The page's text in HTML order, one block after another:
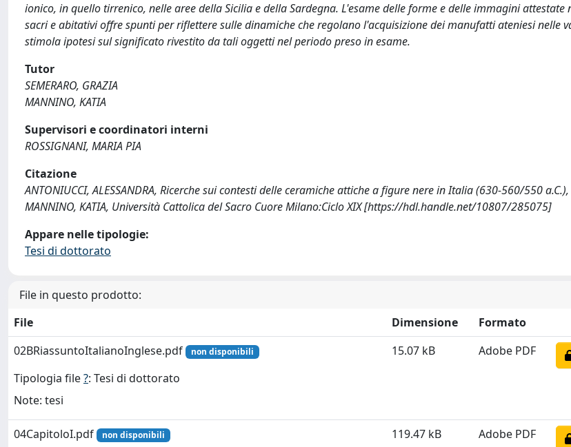
ionico, in quello tirrenico, nelle aree della Sicilia e della Sardegna. L'esame delle forme e delle immagini attestate
sacri e abitativi offre spunti per riflettere sulle dinamiche che regolano l'acquisizione dei manufatti ateniesi nelle
stimola ipotesi sul significato rivestito da tali oggetti nel periodo preso in esame.
Tutor
SEMERARO, GRAZIA
MANNINO, KATIA
Supervisori e coordinatori interni
ROSSIGNANI, MARIA PIA
Citazione
ANTONIUCCI, ALESSANDRA, Ricerche sui contesti delle ceramiche attiche a figure nere in Italia (630-560/550 a.C.),
MANNINO, KATIA, Università Cattolica del Sacro Cuore Milano:Ciclo XIX [https://hdl.handle.net/10807/285075]
Appare nelle tipologie:
Tesi di dottorato
File in questo prodotto:
File
Dimensione
Formato
02BRiassuntoItalianoInglese.pdf
non disponibili
Tipologia file?: Tesi di dottorato
Note: tesi
15.07 kB Adobe PDF
04CapitoloI.pdf non disponibili 119.47 kB Adobe PDF